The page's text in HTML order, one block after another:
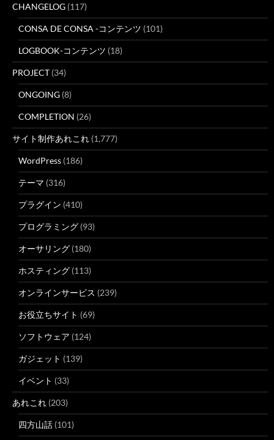
CHANGELOG (117)
CONSA DE CONSA -コンテンツ (101)
LOGBOOK-コンテンツ (18)
PROJECT (34)
ONGOING (8)
COMPLETION (26)
サイト制作あれこれ (1,777)
WordPress (186)
テーマ (316)
プラグイン (410)
プログラミング (93)
オーサリング (180)
ホスティング (113)
オンラインサービス (239)
お役立ちサイト (69)
ソフトウェア (124)
ガジェット (139)
イベント (33)
あれこれ (203)
四方山話 (101)